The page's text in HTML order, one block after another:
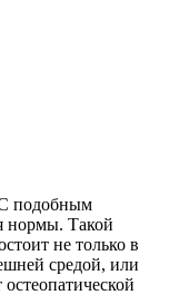
С подобным
нормы. Такой
не только в
средой, или